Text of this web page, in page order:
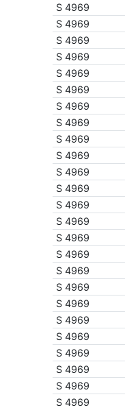
S 4969
S 4969
S 4969
S 4969
S 4969
S 4969
S 4969
S 4969
S 4969
S 4969
S 4969
S 4969
S 4969
S 4969
S 4969
S 4969
S 4969
S 4969
S 4969
S 4969
S 4969
S 4969
S 4969
S 4969
S 4969